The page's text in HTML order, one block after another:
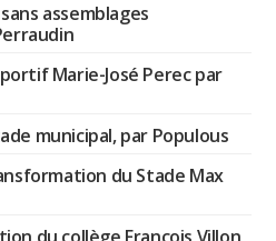
assemblages
Marie-José Perec par
municipal, par Populous
du Stade Max